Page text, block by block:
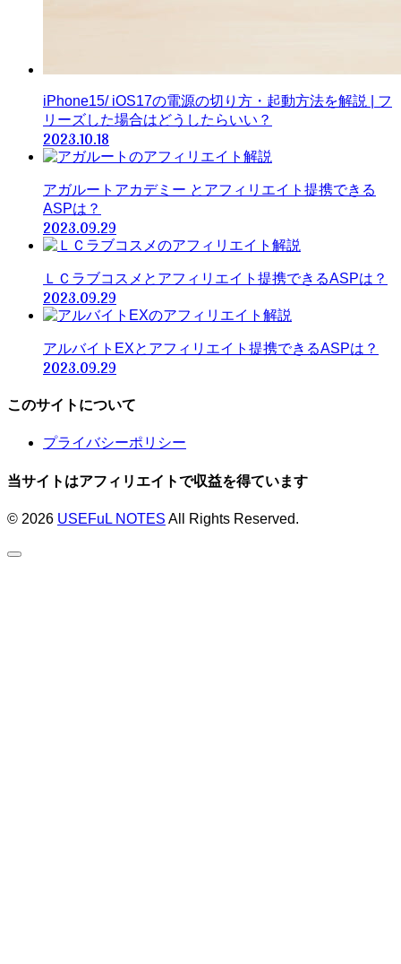
iPhone15/ iOS17の電源の切り方・起動方法を解説 | フ
リーズした場合はどうしたらいい？
2023.10.18
アガルートアカデミー とアフィリエイト提携できる
ASPは？
2023.09.29
ＬＣラブコスメとアフィリエイト提携できるASPは？
2023.09.29
アルバイトEXとアフィリエイト提携できるASPは？
2023.09.29
このサイトについて
プライバシーポリシー
当サイトはアフィリエイトで収益を得ています
© 2026 USEFuL NOTES All Rights Reserved.